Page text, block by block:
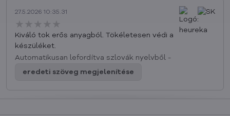
27.5.2026 10:35.31
★★★★★
★★★★★
★★★★★
Kiváló tok erős anyagból. Tökéletesen védi a
készüléket.
Automatikusan lefordítva szlovák nyelvből -
eredeti szöveg megjelenítése